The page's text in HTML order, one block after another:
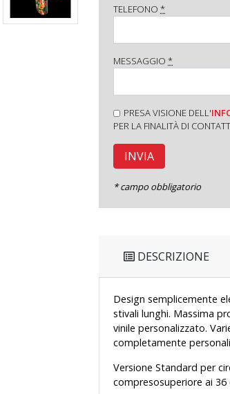
TELEFONO*
MESSAGGIO*
PRESA VISIONE DELL'
PER LA FINALITÀ DI
* campo obbligatorio
DESCRIZIONE
Design semplicemente
stivali lunghi. Massima
vinile personalizzato.
completamente
Versione Standard per
compresosuperiore ai 36